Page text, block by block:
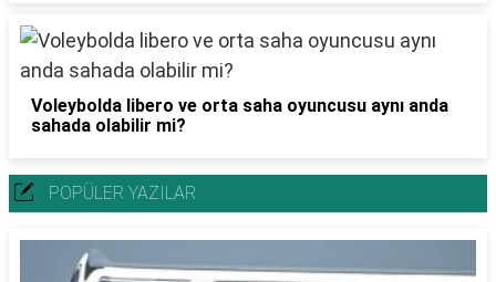
Voleybolda libero ve orta saha oyuncusu aynı anda
sahada olabilir mi?
POPÜLER YAZILAR